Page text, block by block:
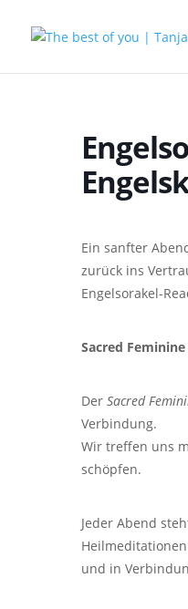
Ein sanfter
zurück ins
Engelsorakel-
Sacred
Der Sacred
Verbindung.
Wir treffen uns
schöpfen.
Jeder Abend
und in